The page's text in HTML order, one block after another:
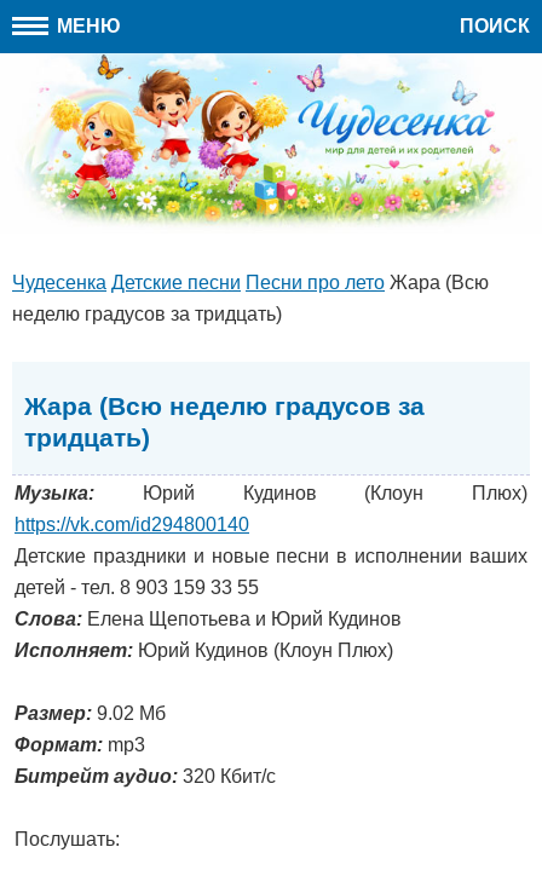
МЕНЮ ПОИСК
Чудесенка Детские песни Песни про лето Жара (Всю
неделю градусов за тридцать)
Жара (Всю неделю градусов за
тридцать)
Музыка: Юрий Кудинов (Клоун Плюх)
https://vk.com/id294800140
Детские праздники и новые песни в исполнении ваших
детей - тел. 8 903 159 33 55
Слова: Елена Щепотьева и Юрий Кудинов
Исполняет: Юрий Кудинов (Клоун Плюх)
Размер: 9.02 Мб
Формат: mp3
Битрейт аудио: 320 Кбит/с
Послушать: